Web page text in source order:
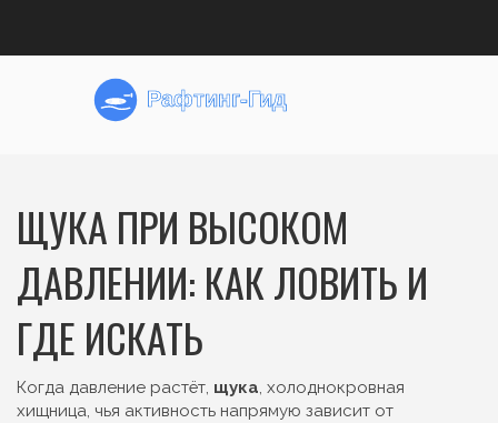
ЩУКА ПРИ ВЫСОКОМ
ДАВЛЕНИИ: КАК ЛОВИТЬ И
ГДЕ ИСКАТЬ
Когда давление растёт, щука, холоднокровная
хищница, чья активность напрямую зависит от